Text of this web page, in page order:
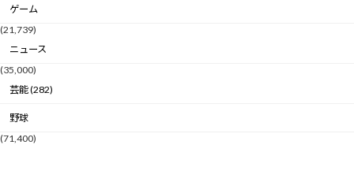
ゲーム
(21,739)
ニュース
(35,000)
芸能 (282)
野球
(71,400)